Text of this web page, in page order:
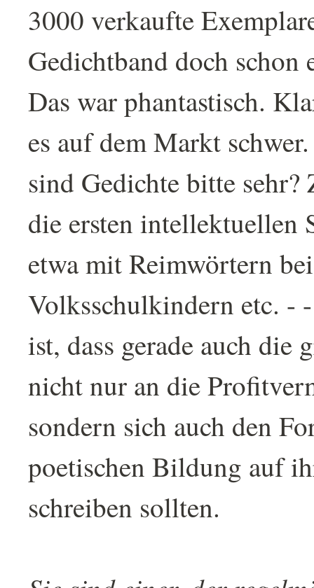
3000 verkaufte
Gedichtband doch schon
Das war phantastisch.
es auf dem Markt
sind Gedichte bitte
die ersten intellektuellen
etwa mit Reimwörtern bei
Volksschulkindern etc. -
ist, dass gerade auch die
nicht nur an die
sondern sich auch den
poetischen Bildung auf
schreiben sollten.